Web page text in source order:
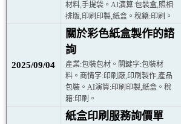
材料,手提袋。AI演算:包裝盒,照相
排版,印刷印製,紙盒。稅籍:印刷。
2025/09/04
關於彩色紙盒製作的諮
詢
產業:包裝包材。關鍵字:包裝材
料。商情字:印刷廠,印刷製作,產品
包裝。AI演算:印刷印製,紙盒。稅
籍:印刷。
紙盒印刷服務詢價單